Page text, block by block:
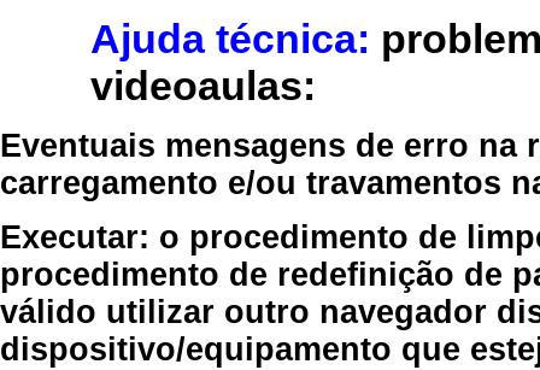
Ajuda técnica:
videoaulas:
Eventuais mensagens de erro
carregamento e/ou travamentos
Executar: o procedimento de
procedimento de redefinição de
válido utilizar outro navegador
dispositivo/equipamento que